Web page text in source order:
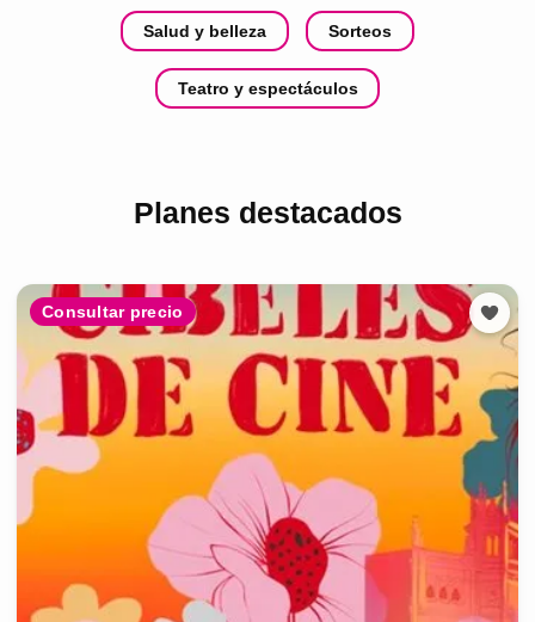
Salud y belleza Sorteos
Teatro y espectáculos
Planes destacados
Consultar precio